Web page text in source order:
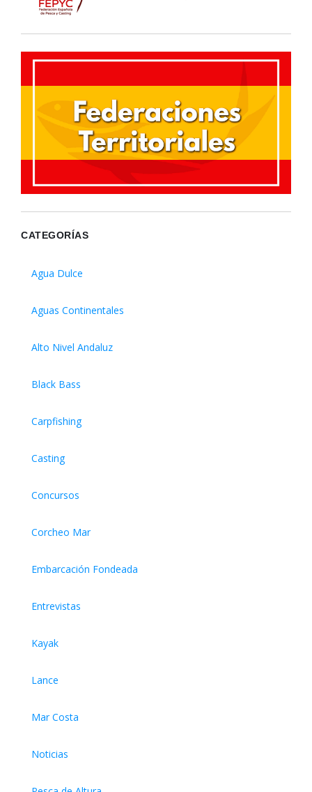
CATEGORÍAS
Agua Dulce
Aguas Continentales
Alto Nivel Andaluz
Black Bass
Carpfishing
Casting
Concursos
Corcheo Mar
Embarcación Fondeada
Entrevistas
Kayak
Lance
Mar Costa
Noticias